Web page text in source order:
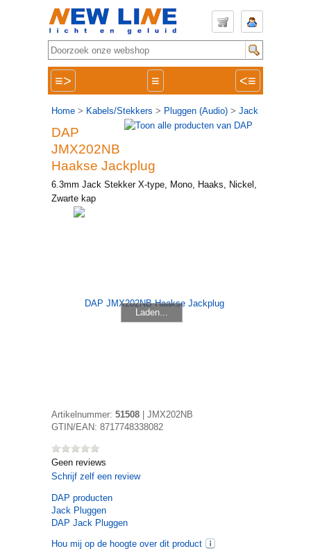
≡> ≡ <≡
Home > Kabels/Stekkers > Pluggen (Audio) > Jack
DAP
JMX202NB
Haakse Jackplug
6.3mm Jack Stekker X-type, Mono, Haaks, Nickel,
Zwarte kap
Laden...
Artikelnummer: 51508
JMX202NB
GTIN/EAN: 8717748338082
Geen reviews
Schrijf zelf een review
DAP producten
Jack Pluggen
DAP Jack Pluggen
Hou mij op de hoogte over dit product